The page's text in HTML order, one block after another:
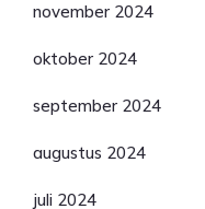
november 2024
oktober 2024
september 2024
augustus 2024
juli 2024